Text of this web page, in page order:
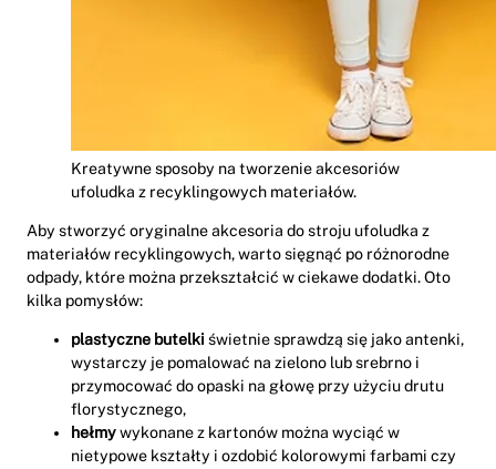
Kreatywne sposoby na tworzenie akcesoriów
ufoludka z recyklingowych materiałów.
Aby stworzyć oryginalne akcesoria do stroju ufoludka z
materiałów recyklingowych, warto sięgnąć po różnorodne
odpady, które można przekształcić w ciekawe dodatki. Oto
kilka pomysłów:
plastyczne butelki świetnie sprawdzą się jako antenki,
wystarczy je pomalować na zielono lub srebrno i
przymocować do opaski na głowę przy użyciu drutu
florystycznego,
hełmywykonane z kartonów można wyciąć w
nietypowe kształty i ozdobić kolorowymi farbami czy